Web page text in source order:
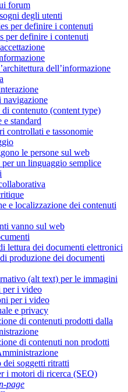
forum
degli utenti
per definire i contenuti
per definire i contenuti
dell’informazione
navigazione
contenuto (content type)
standard
controllati e tassonomie
le persone sul web
un linguaggio semplice
e localizzazione dei contenuti
vanno sul web
lettura dei documenti elettronici
produzione dei documenti
(alt text) per le immagini
per i video
per i video
e privacy
di contenuti prodotti dalla
di contenuti non prodotti
dei soggetti ritratti
i motori di ricerca (SEO)
page